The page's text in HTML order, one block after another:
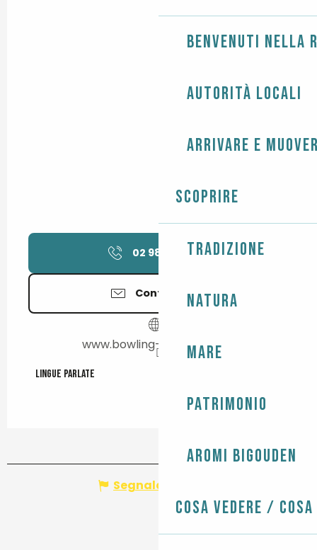
Benvenuti nella
Autorità locali
Arrivare e
Scoprire
Tradizione
Natura
Mare
Patrimonio
Aromi Bigouden
Cosa vedere /
02 98 53 09 ▒▒
Contattateci
www.bowling-quimper.com
Lingue parlate
Lingue parlate
Segnala un errore